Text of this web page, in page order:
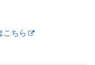
こちら